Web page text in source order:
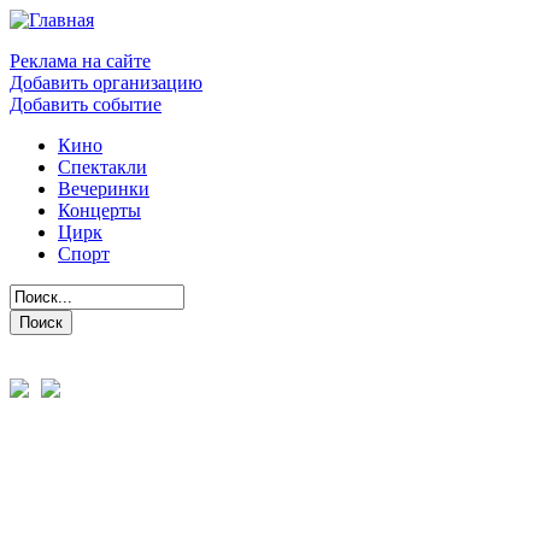
Реклама на сайте
Добавить организацию
Добавить событие
Кино
Спектакли
Вечеринки
Концерты
Цирк
Спорт